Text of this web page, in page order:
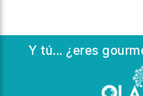
Y tú... ¿eres